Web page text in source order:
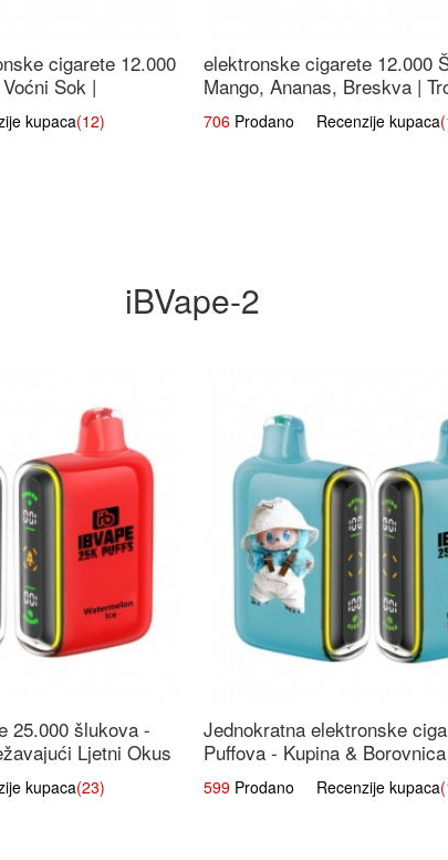
cigarete 12.000
Sok |
Mješavina
kupaca(12)
elektronske cigarete 12.000
Mango, Ananas, Breskva |
Voćna Mješavina
706Prodano Recenzije kupaca
iBVape-2
25.000 šlukova -
Ljetni Okus
kupaca(23)
Jednokratna elektronske
Puffova - Kupina &
Voćna Mješavina
599Prodano Recenzije kupaca